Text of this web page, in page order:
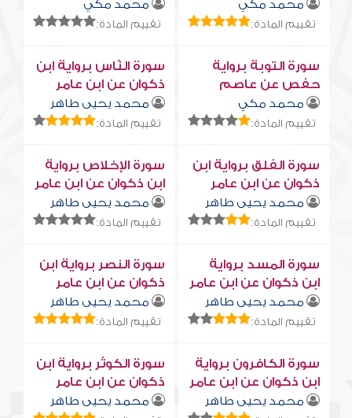
محمد مكي
تقييم المادة:
محمد مكي
تقييم المادة:
سورة التوبة برواية
حفص عن عاصم
محمد مكي
تقييم المادة:
سورة النّاس برواية ابن
ذكوان عن ابن عامر
محمد يحيى طاهر
تقييم المادة:
سورة الفلق برواية ابن
ذكوان عن ابن عامر
محمد يحيى طاهر
تقييم المادة:
سورة الإخلاص برواية
ابن ذكوان عن ابن عامر
محمد يحيى طاهر
تقييم المادة:
سورة المسد برواية
ابن ذكوان عن ابن عامر
محمد يحيى طاهر
تقييم المادة:
سورة النصر برواية ابن
ذكوان عن ابن عامر
محمد يحيى طاهر
تقييم المادة:
سورة الكافرون برواية
ابن ذكوان عن ابن عامر
محمد يحيى طاهر
سورة الكوثر برواية ابن
ذكوان عن ابن عامر
محمد يحيى طاهر